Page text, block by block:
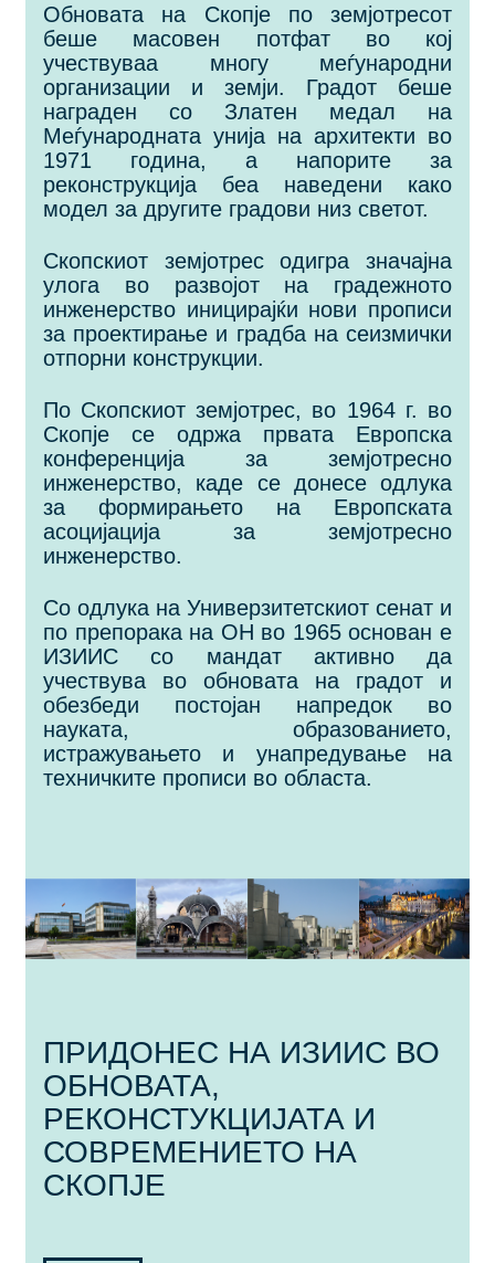
Обновата на Скопје по земјотресот
беше масовен потфат во кој
учествуваа многу меѓународни
организации и земји. Градот беше
награден со Златен медал на
Меѓународната унија на архитекти во
1971 година, а напорите за
реконструкција беа наведени како
мoдел за другите градови низ светот.
Скопскиот земјотрес одигра значајна
улога во развојот на градежното
инженерство иницирајќи нови прописи
за проектирање и градба на сеизмички
отпорни конструкции.
По Скопскиот земјотрес, во 1964 г. во
Скопје се одржа првата Европска
конференција за земјотресно
инженерство, каде се донесе одлука
за формирањето на Европската
асоцијација за земјотресно
инженерство.
Со одлука на Универзитетскиот сенат и
по препорака на ОН во 1965 основан е
ИЗИИС со мандат активно да
учествува во обновата на градот и
обезбеди постојан напредок во
науката, образованието,
истражувањето и унапредување на
техничките прописи во областа.
ПРИДОНЕС НА ИЗИИС ВО
ОБНОВАТА,
РЕКОНСТУКЦИЈАТА И
СОВРЕМЕНИЕТО НА
СКОПЈЕ